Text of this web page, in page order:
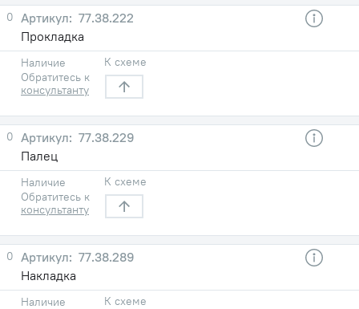
0
77.38.222
Прокладка
Наличие
Обратитесь к
консультанту
К схеме
0
77.38.229
Палец
Наличие
Обратитесь к
консультанту
К схеме
0
77.38.289
Накладка
Наличие
К схеме